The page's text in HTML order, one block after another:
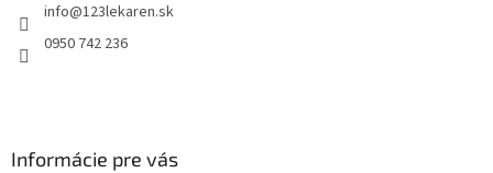
info@123lekaren.sk
0950 742 236
Informácie pre vás